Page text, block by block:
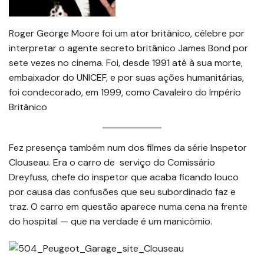
Roger George Moore foi um ator britânico, célebre por
interpretar o agente secreto britânico James Bond por
sete vezes no cinema. Foi, desde 1991 até à sua morte,
embaixador do UNICEF, e por suas ações humanitárias,
foi condecorado, em 1999, como Cavaleiro do Império
Britânico
Fez presença também num dos filmes da série Inspetor
Clouseau. Era o carro de serviço do Comissário
Dreyfuss, chefe do inspetor que acaba ficando louco
por causa das confusões que seu subordinado faz e
traz. O carro em questão aparece numa cena na frente
do hospital — que na verdade é um manicômio.